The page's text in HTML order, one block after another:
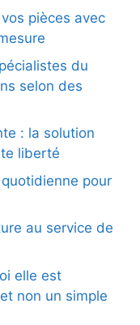
pièces avec
du
selon des
: la solution
liberté
pour
au service de
elle est
non un simple